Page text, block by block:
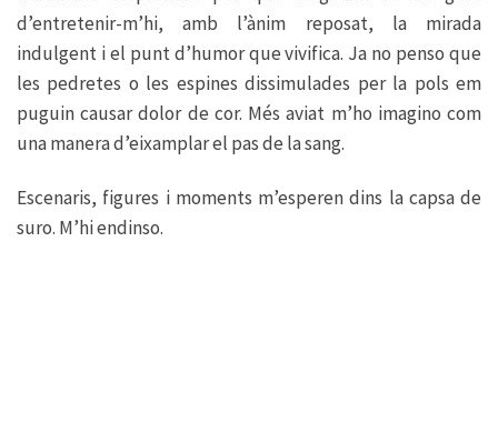
d’entretenir-m’hi, amb l’ànim reposat, la mirada
indulgent i el punt d’humor que vivifica. Ja no penso que
les pedretes o les espines dissimulades per la pols em
puguin causar dolor de cor. Més aviat m’ho imagino com
una manera d’eixamplar el pas de la sang.
Escenaris, figures i moments m’esperen dins la capsa de
suro. M’hi endinso.